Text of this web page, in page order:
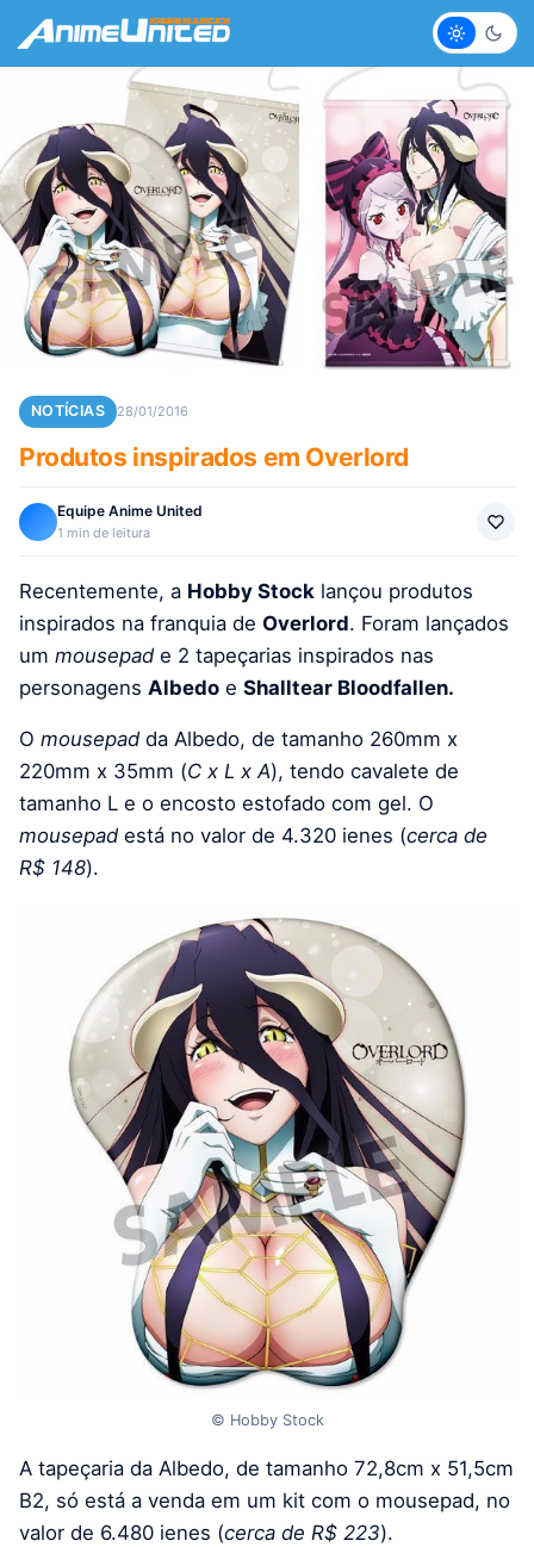
Claro
NOTÍCIAS 28/01/2016
Produtos inspirados em Overlord
Equipe Anime United
1 min de leitura
Recentemente, a Hobby Stock lançou produtos
inspirados na franquia de Overlord. Foram lançados
um mousepade 2 tapeçarias inspirados nas
personagens Albedo e Shalltear Bloodfallen.
O mousepadda Albedo, de tamanho 260mm x
220mm x 35mm (C x L x A), tendo cavalete de
tamanho L e o encosto estofado com gel. O
mousepadestá no valor de 4.320 ienes (cerca de
R$ 148).
© Hobby Stock
A tapeçaria da Albedo, de tamanho 72,8cm x 51,5cm
B2, só está a venda em um kit com o mousepad, no
valor de 6.480 ienes (cerca de R$ 223).